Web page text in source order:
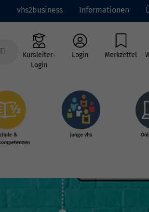
vhs2business Informationen
Kursleiter-
Login
Login Merkzettel
&
junge vhs